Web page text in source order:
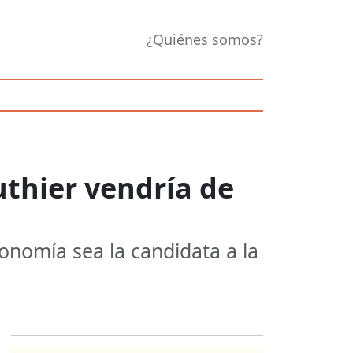
¿Quiénes somos?
vendría de
sea la candidata a la